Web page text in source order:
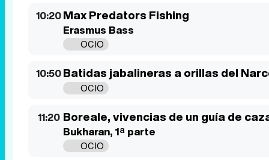
10:20Max Predators Fishing
Erasmus Bass
OCIO
10:50Batidas jabalineras a orillas del
OCIO
11:20 Boreale, vivencias de un guía de
Bukharan, 1ª parte
OCIO